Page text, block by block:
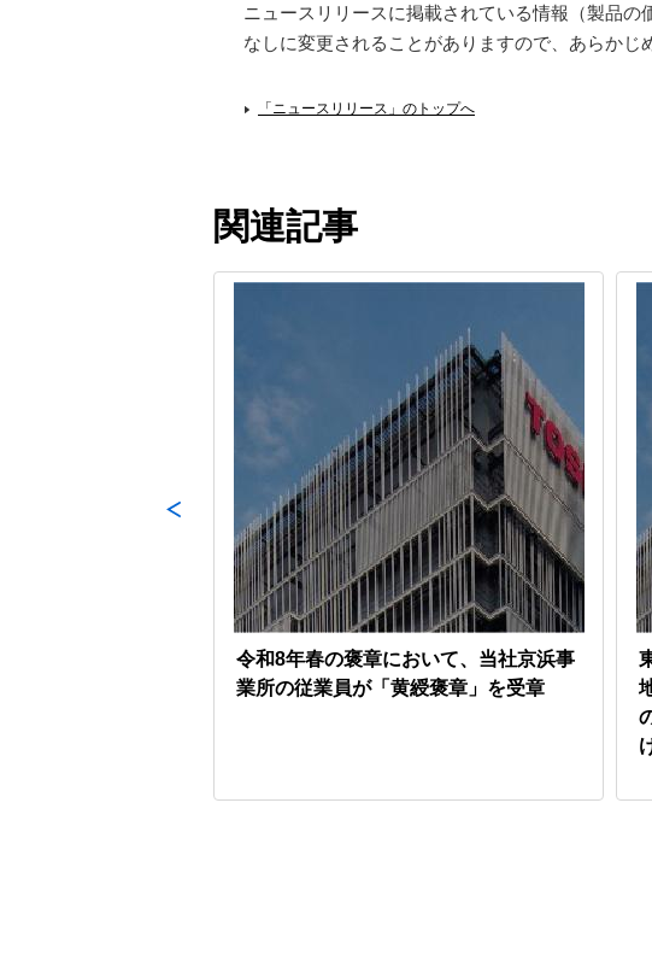
ニュースリリースに掲載されている情報（製品
なしに変更されることがありますので、あらかじ
「ニュースリリース」のトップへ
関連記事
令和8年春の褒章において、当社京浜事
業所の従業員が「黄綬褒章」を受章